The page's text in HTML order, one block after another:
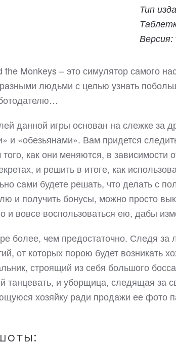
Тип
Версия:
the Monkeys – это симулятор самого
людьми с целью узнать
данной игры основан на слежке за
и «обезьянами». Вам придется
как они меняются, в зависимости
и решить в итоге, как
сами будете решать, что делать с
и получить бонусы, можно просто
и вовсе воспользоваться ею, дабы
более, чем предостаточно. Следя за
от которых порою будет возникать
строящий из себя большого
танцевать, и уборщица, следящая
хозяйку ради продажи ее фото